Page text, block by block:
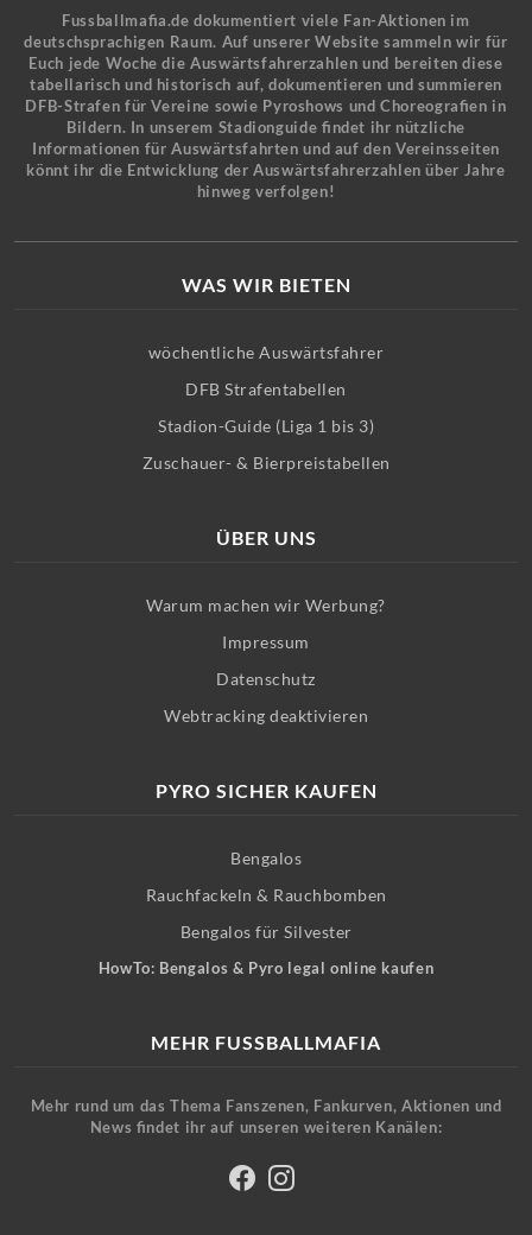
Fussballmafia.de dokumentiert viele Fan-Aktionen im
deutschsprachigen Raum. Auf unserer Website sammeln wir für
Euch jede Woche die Auswärtsfahrerzahlen und bereiten diese
tabellarisch und historisch auf, dokumentieren und summieren
DFB-Strafen für Vereine sowie Pyroshows und Choreografien in
Bildern. In unserem Stadionguide findet ihr nützliche
Informationen für Auswärtsfahrten und auf den Vereinsseiten
könnt ihr die Entwicklung der Auswärtsfahrerzahlen über Jahre
hinweg verfolgen!
WAS WIR BIETEN
wöchentliche Auswärtsfahrer
DFB Strafentabellen
Stadion-Guide (Liga 1 bis 3)
Zuschauer- & Bierpreistabellen
ÜBER UNS
Warum machen wir Werbung?
Impressum
Datenschutz
Webtracking deaktivieren
PYRO SICHER KAUFEN
Bengalos
Rauchfackeln & Rauchbomben
Bengalos für Silvester
HowTo: Bengalos & Pyro legal online kaufen
MEHR FUSSBALLMAFIA
Mehr rund um das Thema Fanszenen, Fankurven, Aktionen und
News findet ihr auf unseren weiteren Kanälen: